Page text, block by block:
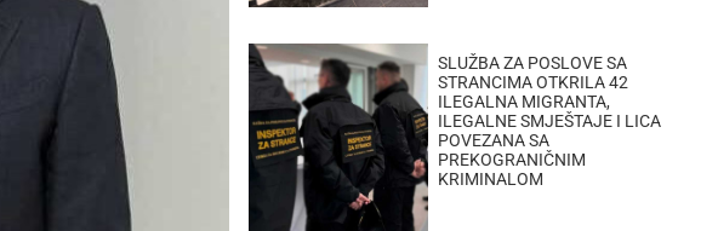
SLUŽBA ZA POSLOVE SA
STRANCIMA OTKRILA 42
ILEGALNA MIGRANTA,
ILEGALNE SMJEŠTAJE I LICA
POVEZANA SA
PREKOGRANIČNIM
KRIMINALOM